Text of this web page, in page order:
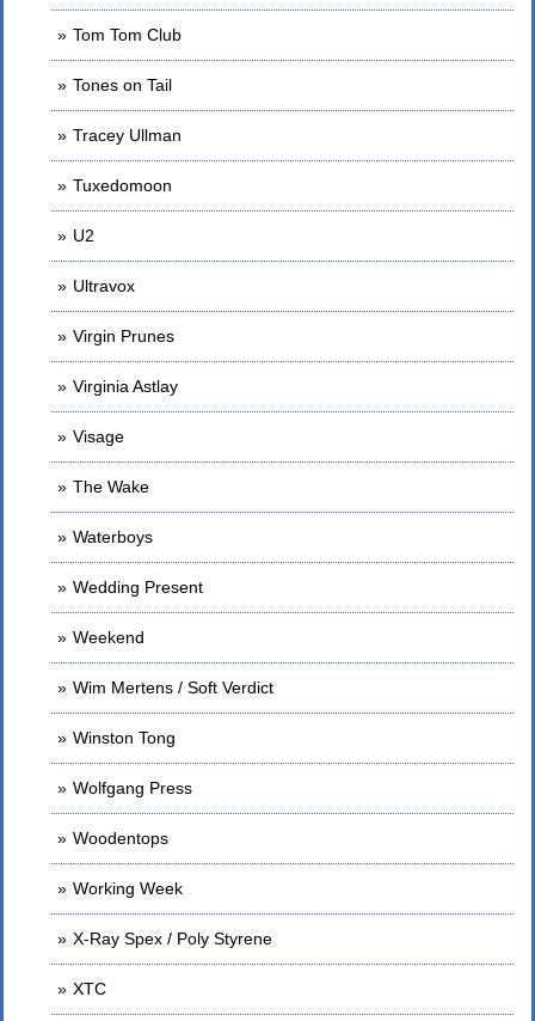
Tom Tom Club
Tones on Tail
Tracey Ullman
Tuxedomoon
U2
Ultravox
Virgin Prunes
Virginia Astlay
Visage
The Wake
Waterboys
Wedding Present
Weekend
Wim Mertens / Soft Verdict
Winston Tong
Wolfgang Press
Woodentops
Working Week
X-Ray Spex / Poly Styrene
XTC